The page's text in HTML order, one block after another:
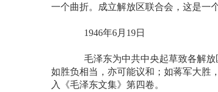
一个曲折。成立解放区联合会，这是一
1946年6月19日
毛泽东为中共中央起草致各解放
如胜负相当，亦可能议和；如蒋军大胜
入《毛泽东文集》第四卷。